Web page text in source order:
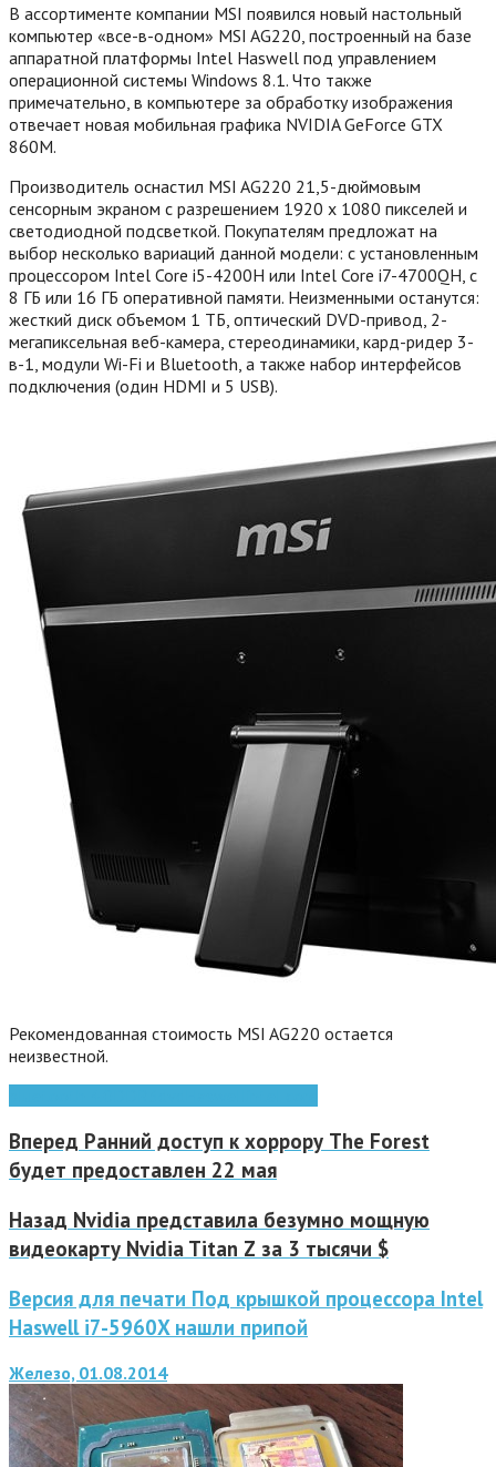
В ассортименте компании MSI появился новый настольный
компьютер «все-в-одном» MSI AG220, построенный на базе
аппаратной платформы Intel Haswell под управлением
операционной системы Windows 8.1. Что также
примечательно, в компьютере за обработку изображения
отвечает новая мобильная графика NVIDIA GeForce GTX
860M.
Производитель оснастил MSI AG220 21,5-дюймовым
сенсорным экраном с разрешением 1920 х 1080 пикселей и
светодиодной подсветкой. Покупателям предложат на
выбор несколько вариаций данной модели: с установленным
процессором Intel Core i5-4200H или Intel Core i7-4700QH, с
8 ГБ или 16 ГБ оперативной памяти. Неизменными останутся:
жесткий диск объемом 1 ТБ, оптический DVD-привод, 2-
мегапиксельная веб-камера, стереодинамики, кард-ридер 3-
в-1, модули Wi-Fi и Bluetooth, а также набор интерфейсов
подключения (один HDMI и 5 USB).
Рекомендованная стоимость MSI AG220 остается
неизвестной.
Вперед Ранний доступ к хоррору The Forest
будет предоставлен 22 мая
Назад Nvidia представила безумно мощную
видеокарту Nvidia Titan Z за 3 тысячи $
Версия для печати Под крышкой процессора Intel
Haswell i7-5960X нашли припой
Железо, 01.08.2014